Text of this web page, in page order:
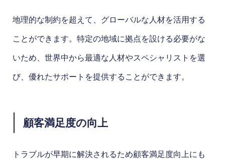
地理的な制約を超えて、グローバルな人材を活用する
ことができます。特定の地域に拠点を設ける必要がな
いため、世界中から最適な人材やスペシャリストを選
び、優れたサポートを提供することができます。
顧客満足度の向上
トラブルが早期に解決されるため顧客満足度向上にも